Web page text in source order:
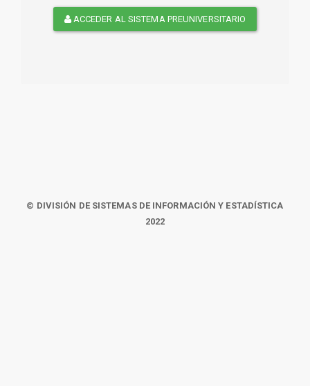
ACCEDER AL SISTEMA PREUNIVERSITARIO
© DIVISIÓN DE SISTEMAS DE INFORMACIÓN Y ESTADÍSTICA
2022